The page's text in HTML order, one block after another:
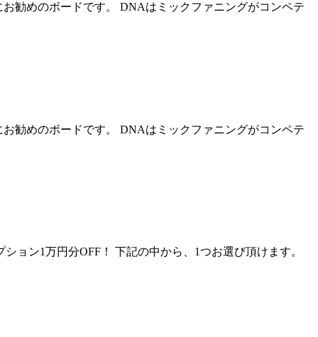
勧めのボードです。 DNAはミックファニングがコンペテ
勧めのボードです。 DNAはミックファニングがコンペテ
ョン1万円分OFF！ 下記の中から、1つお選び頂けます。